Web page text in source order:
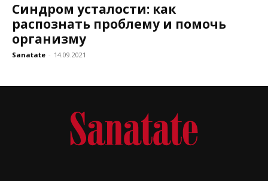
Синдром усталости: как
распознать проблему и помочь
организму
Sanatate - 14.09.2021